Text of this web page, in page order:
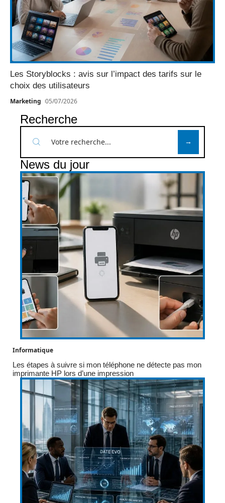
Les Storyblocks : avis sur l’impact des tarifs sur le
choix des utilisateurs
Marketing 05/07/2026
Recherche
News du jour
Informatique
Les étapes à suivre si mon téléphone ne détecte pas mon
imprimante HP lors d’une impression